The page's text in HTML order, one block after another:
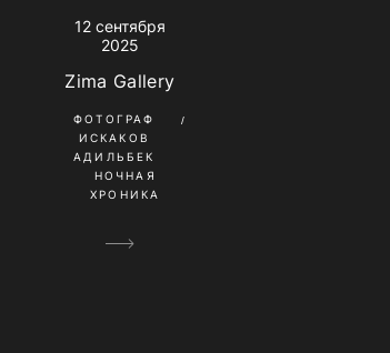
12 сентября
2025
Zima Gallery
ФОТОГРАФ
ИСКАКОВ
АДИЛЬБЕК
НОЧНАЯ
ХРОНИКА